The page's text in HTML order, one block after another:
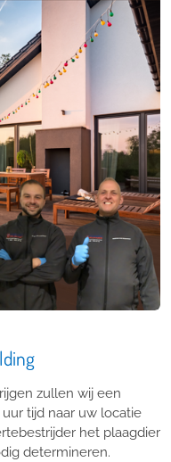
zullen wij een
tijd naar uw locatie
het plaagdier
determineren.